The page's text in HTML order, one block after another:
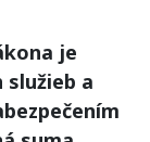
je
a